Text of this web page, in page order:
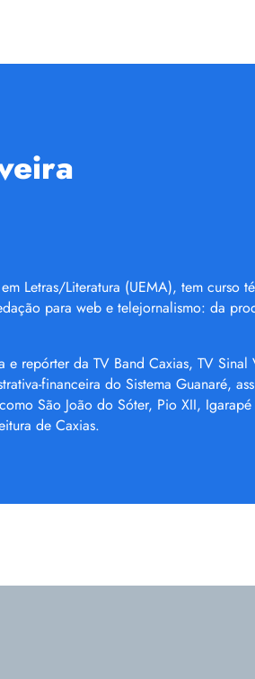
Letras/Literatura (UEMA), tem curso
para web e telejornalismo: da
repórter da TV Band Caxias, TV Sinal
financeira do Sistema Guanaré,
São João do Sóter, Pio XII,
de Caxias.